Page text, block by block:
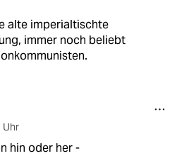
alte imperialtischte
immer noch beliebt
Uhr
hin oder her -